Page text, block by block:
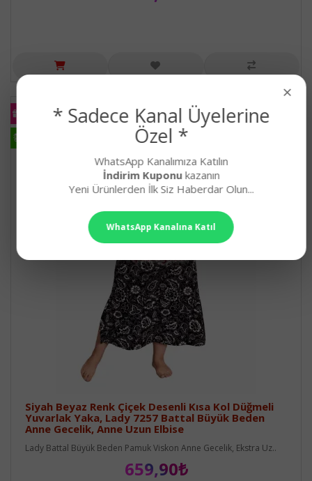
Siyah Beyaz Renk Çiçek Desenli Kısa Kol Düğmeli
Yuvarlak Yaka, Lady 7257 Battal Büyük Beden
Anne Gecelik, Anne Uzun Elbise
Lady Battal Büyük Beden Pamuk Viskon Anne Gecelik, Ekstra Uz..
659,90₺
×
* Sadece Kanal Üyelerine
Özel *
WhatsApp Kanalımıza Katılın
İndirim Kuponukazanın
Yeni Ürünlerden İlk Siz Haberdar Olun...
WhatsApp Kanalına Katıl